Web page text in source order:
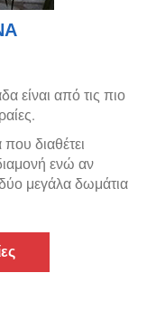
είναι από τις πιο
διαθέτει
ενώ αν
δύο μεγάλα δωμάτια